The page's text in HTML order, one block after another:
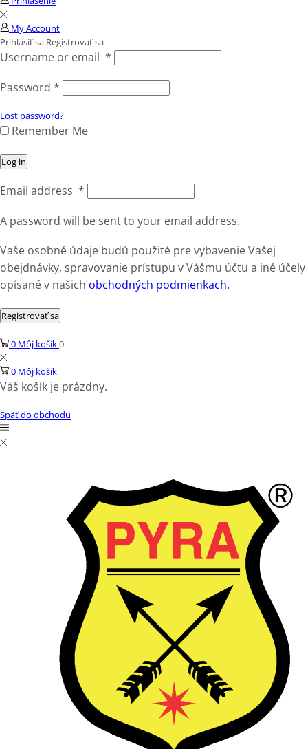
My Account
Prihlásiť sa Registrovať sa
Username or email *
Password *
Lost password?
Remember Me
Log in
Email address *
A password will be sent to your email address.
Vaše osobné údaje budú použité pre vybavenie Vašej
obejdnávky, spravovanie prístupu v Vášmu účtu a iné účely
opísané v našich obchodných podmienkach.
Registrovať sa
0 Môj košík0
0 Môj košík
Váš košík je prázdny.
Späť do obchodu